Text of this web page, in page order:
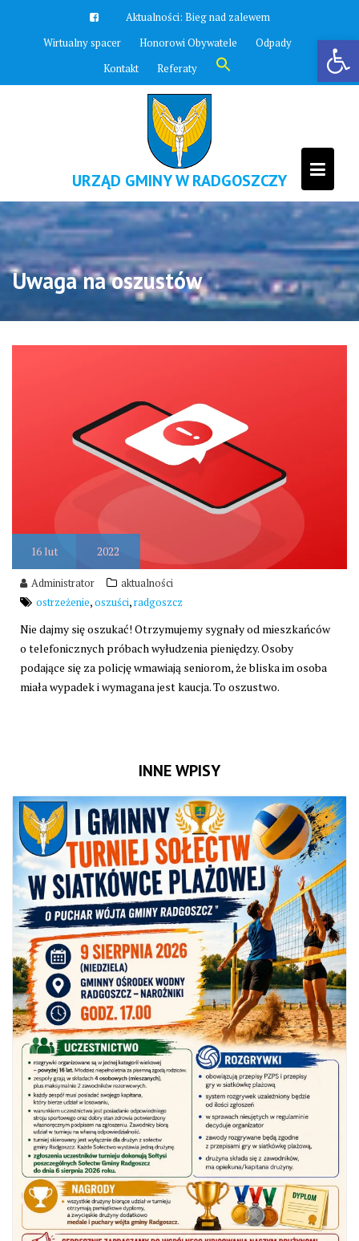
Otwórz pasek narzędzi
Aktualności: Bieg nad zalewem
Wirtualny spacer
Honorowi Obywatele
Odpady
Kontakt
Referaty Search
for:
Search Button
URZĄD GMINY W RADGOSZCZY
Uwaga na oszustów
16lut 2022
Administrator
aktualności
ostrzeżenie,oszuści,radgoszcz
Nie dajmy się oszukać! Otrzymujemy sygnały od mieszkańców
o telefonicznych próbach wyłudzenia pieniędzy. Osoby
podające się za policję wmawiają seniorom, że bliska im osoba
miała wypadek i wymagana jest kaucja. To oszustwo.
INNE WPISY